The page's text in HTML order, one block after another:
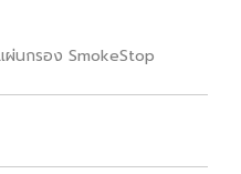
นกรอง SmokeStop